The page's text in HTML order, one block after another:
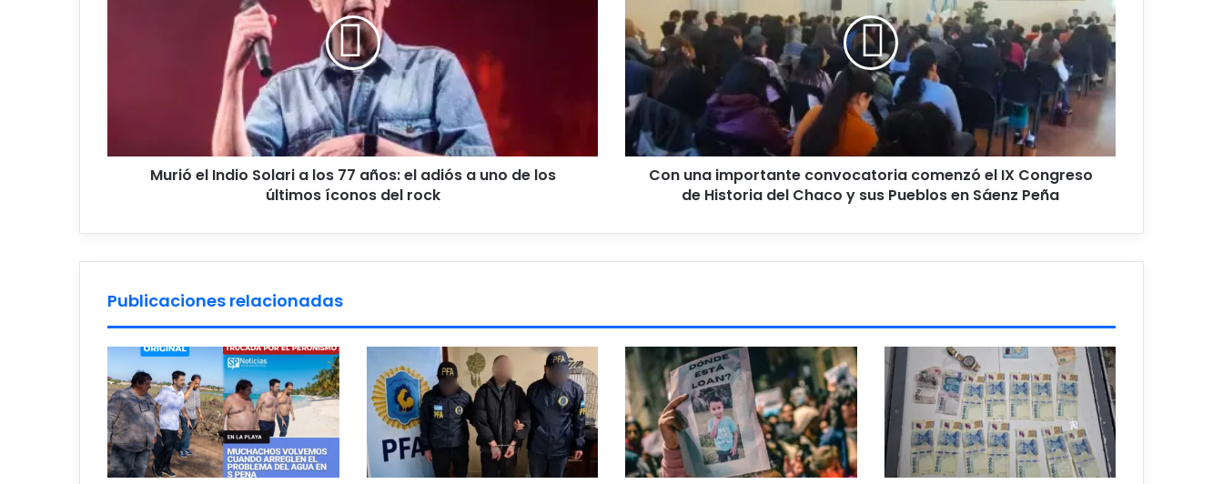
rock
Murió el Indio Solari a los 77 años: el adiós a uno de los
últimos íconos del rock
comenzó
el
IX
Congreso
Historia
del
Chaco
Peña
Con una importante convocatoria comenzó el IX Congreso
de Historia del Chaco y sus Pueblos en Sáenz Peña
Publicaciones relacionadas